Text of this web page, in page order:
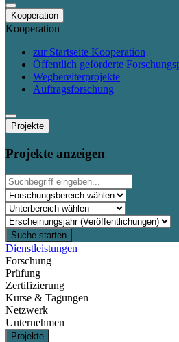
Kooperation
Kooperation
zur Startseite Kooperation
Öffentlich geförderte
Wegbereiterprojekte
Auftragsforschung
Projekte
Projekte anzeigen
Suche starten
Dienstleistungen
Forschung
Prüfung
Zertifizierung
Kurse & Tagungen
Netzwerk
Unternehmen
Projekte